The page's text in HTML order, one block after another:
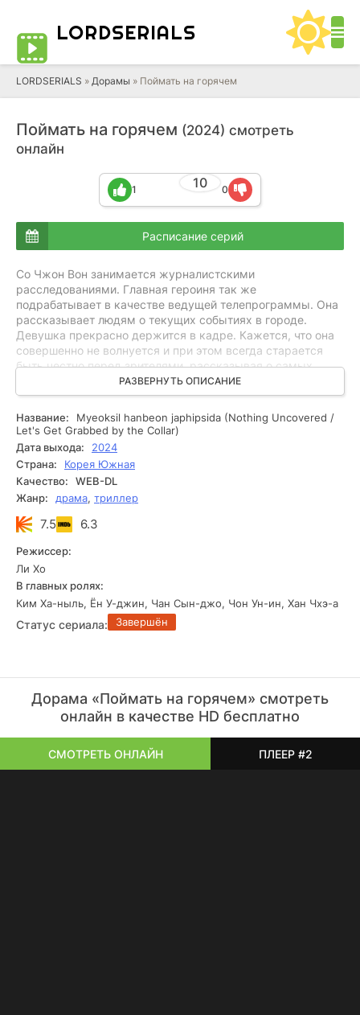
LORDSERIALS
LORDSERIALS » Дорамы » Поймать на горячем
Поймать на горячем (2024) смотреть
онлайн
10
1 0
Расписание серий
Со Чжон Вон занимается журналистскими
расследованиями. Главная героиня так же
подрабатывает в качестве ведущей телепрограммы. Она
рассказывает людям о текущих событиях в городе.
Девушка прекрасно держится в кадре. Кажется, что она
совершенно не волнуется и при этом всегда старается
быть честно перед зрителями, рассказывая о самых
разных событиях, в том числе и о криминальных сводках.
Именно благодаря уникальному подходу к подаче
материала и видению ситуации, девушка умудряется
раскрывать правонарушения и рассказывать о ходе дела
с полной уверенностью в правоте. Преступники порой
даже побаиваются оказаться под давлением этой
саркастичной и самоуверенной дамы. Конечно же, такое
вызывающее поведение особенно нравится зрителям,
которые всё больше и больше обращают внимание на
уникальную молодую особу. Чжон Вон однажды
становится фигуранткой сложного дела. Её даже
обвиняют в убийстве, что, конечно же, становится
серьёзным испытанием для девушки. Детектив Ким Тэ
Хён собирается выяснить правду. Главная героиня
присоединяется к нему, чтобы помочь в поисках правды.
Персонажи прекрасно работают вместе.
РАЗВЕРНУТЬ ОПИСАНИЕ
Название:
Myeoksil hanbeon japhipsida (Nothing Uncovered /
Let's Get Grabbed by the Collar)
Дата выхода:
2024
Страна:
Корея Южная
Качество:
WEB-DL
Жанр:
драма, триллер
7.5 6.3
Режиссер:
Ли Хо
В главных ролях:
Ким Ха-ныль, Ён У-джин, Чан Сын-джо, Чон Ун-ин, Хан Чхэ-а
Статус сериала: Завершён
Дорама «Поймать на горячем» смотреть
онлайн в качестве HD бесплатно
СМОТРЕТЬ ОНЛАЙН ПЛЕЕР #2